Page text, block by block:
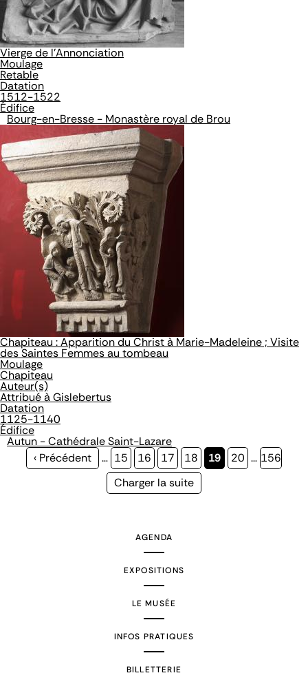
Vierge de l'Annonciation
Moulage
Retable
Datation
1512-1522
Édifice
Bourg-en-Bresse - Monastère royal de Brou
Chapiteau : Apparition du Christ à Marie-Madeleine ; Visite
des Saintes Femmes au tombeau
Moulage
Chapiteau
Auteur(s)
Attribué à Gislebertus
Datation
1125-1140
Édifice
Autun - Cathédrale Saint-Lazare
Page
‹ Précédent … Page
15 Page
16 Page
17 Page
18
Page
19 Page
20 … Page
156
Page
Charger la suite
AGENDA
EXPOSITIONS
LE MUSÉE
INFOS PRATIQUES
BILLETTERIE